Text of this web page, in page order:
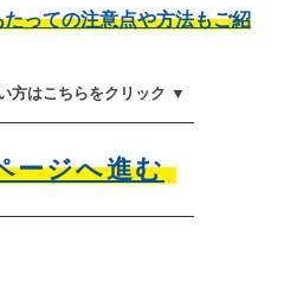
っての注意点や方法もご紹
方はこちらをクリック ▼
ージへ進む